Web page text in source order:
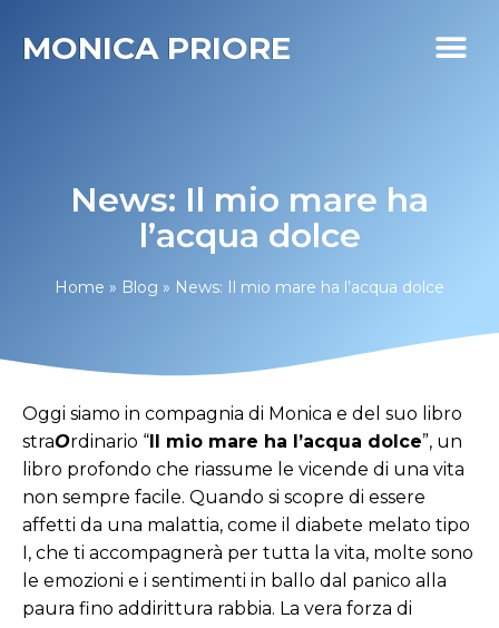
MONICA PRIORE
News: Il mio mare ha
l’acqua dolce
Home » Blog » News: Il mio mare ha l’acqua dolce
Oggi siamo in compagnia di Monica e del suo libro
straOrdinario “ Il mio mare ha l’acqua dolce”, un
libro profondo che riassume le vicende di una vita
non sempre facile. Quando si scopre di essere
affetti da una malattia, come il diabete melato tipo
I, che ti accompagnerà per tutta la vita, molte sono
le emozioni e i sentimenti in ballo dal panico alla
paura fino addirittura rabbia. La vera forza di